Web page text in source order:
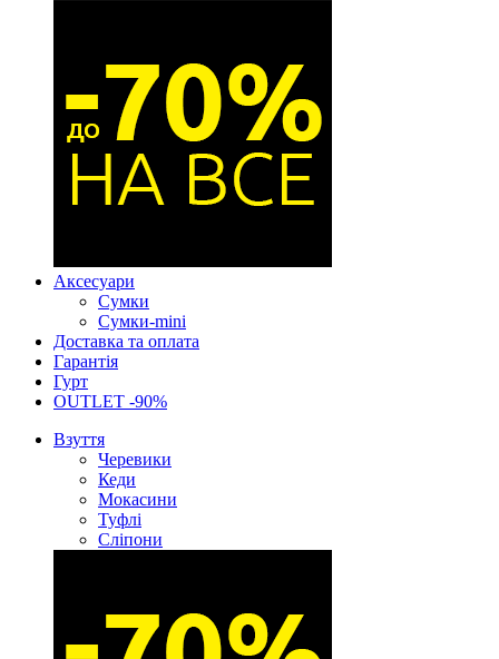
Аксесуари
Сумки
Сумки-mini
Доставка та оплата
Гарантія
Гурт
OUTLET -90%
Взуття
Черевики
Кеди
Мокасини
Туфлі
Сліпони